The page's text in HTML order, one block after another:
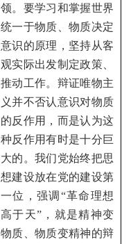
领。要学习和掌握世界
统一于物质、物质决定
意识的原理，坚持从客
观实际出发制定政策、
推动工作。辩证唯物主
义并不否认意识对物质
的反作用，而是认为这
种反作用有时是十分巨
大的。我们党始终把思
想建设放在党的建设第
一位，强调“革命理想
高于天”，就是精神变
物质、物质变精神的辩